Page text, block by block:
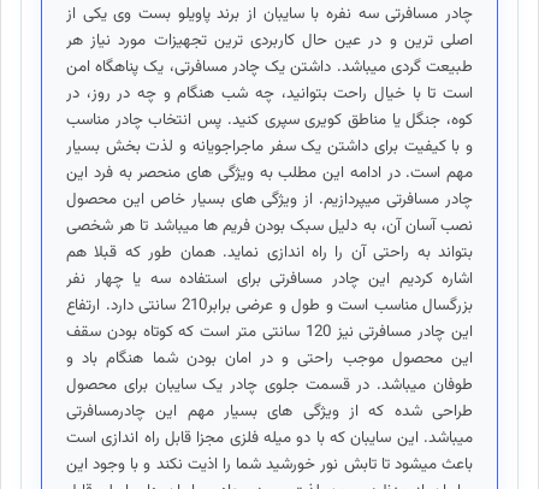
چادر مسافرتی سه نفره با سایبان از برند پاویلو بست وی یکی از
اصلی ترین و در عین حال کاربردی ترین تجهیزات مورد نیاز هر
طبیعت گردی میباشد. داشتن یک چادر مسافرتی، یک پناهگاه امن
است تا با خیال راحت بتوانید، چه شب هنگام و چه در روز، در
کوه، جنگل یا مناطق کویری سپری کنید. پس انتخاب چادر مناسب
و با کیفیت برای داشتن یک سفر ماجراجویانه و لذت بخش بسیار
مهم است. در ادامه این مطلب به ویژگی های منحصر به فرد این
چادر مسافرتی میپردازیم. از ویژگی های بسیار خاص این محصول
نصب آسان آن، به دلیل سبک بودن فریم ها میباشد تا هر شخصی
بتواند به راحتی آن را راه اندازی نماید. همان طور که قبلا هم
اشاره کردیم این چادر مسافرتی برای استفاده سه یا چهار نفر
بزرگسال مناسب است و طول و عرضی برابر210 سانتی دارد. ارتفاع
این چادر مسافرتی نیز 120 سانتی متر است که کوتاه بودن سقف
این محصول موجب راحتی و در امان بودن شما هنگام باد و
طوفان میباشد. در قسمت جلوی چادر یک سایبان برای محصول
طراحی شده که از ویژگی های بسیار مهم این چادرمسافرتی
میباشد. این سایبان که با دو میله فلزی مجزا قابل راه اندازی است
باعث میشود تا تابش نور خورشید شما را اذیت نکند و با وجود این